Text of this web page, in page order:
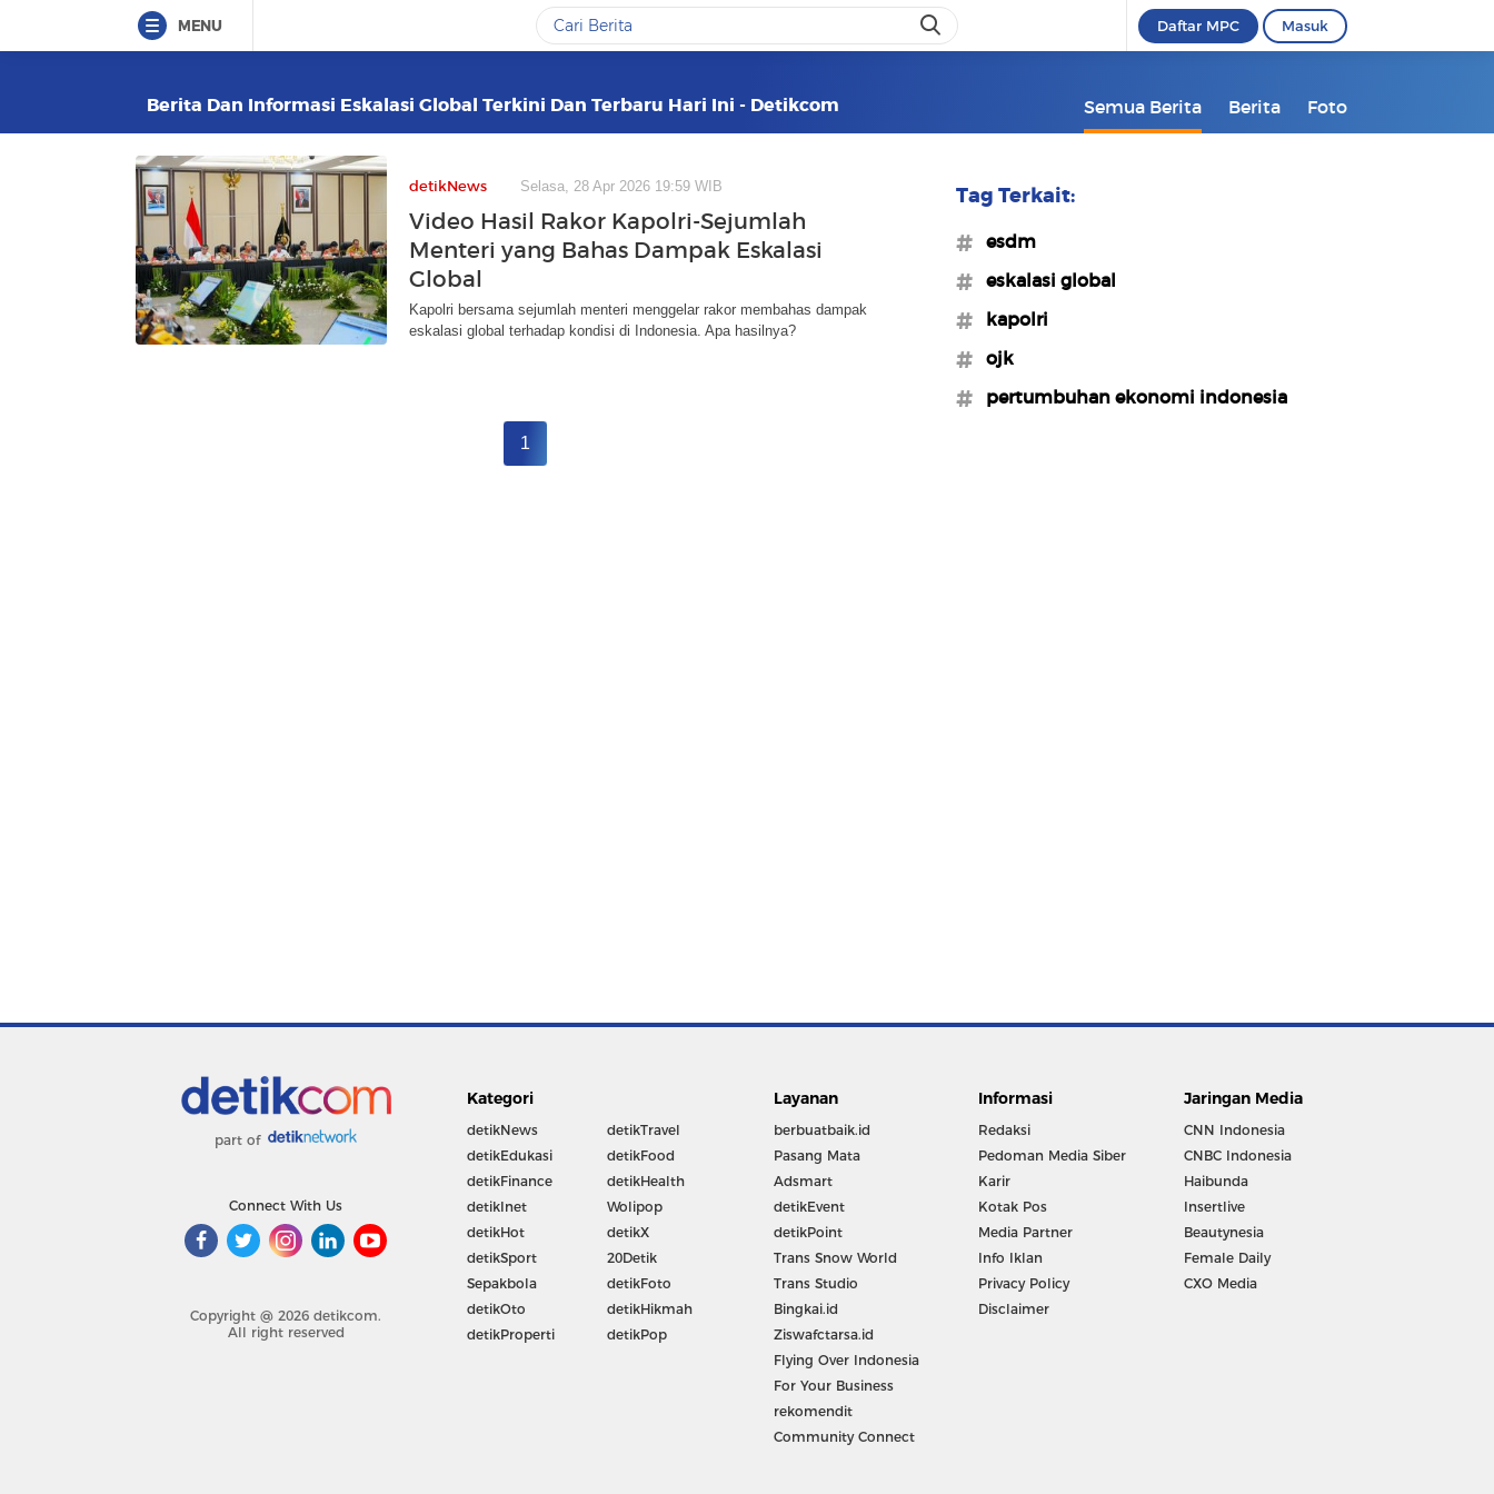
MENU Daftar MPC Masuk
Berita Dan Informasi Eskalasi Global Terkini Dan Terbaru Hari Ini - Detikcom Semua Berita Berita Foto
detikNews Selasa, 28 Apr 2026 19:59 WIB
Video Hasil Rakor Kapolri-Sejumlah
Menteri yang Bahas Dampak Eskalasi
Global
Kapolri bersama sejumlah menteri menggelar rakor membahas dampak
eskalasi global terhadap kondisi di Indonesia. Apa hasilnya?
1
Tag Terkait:
#esdm
#eskalasi global
#kapolri
#ojk
#pertumbuhan ekonomi indonesia
part of
Connect With Us
Copyright @ 2026 detikcom.
All right reserved
Kategori
detikNews
detikEdukasi
detikFinance
detikInet
detikHot
detikSport
Sepakbola
detikOto
detikProperti
detikTravel
detikFood
detikHealth
Wolipop
detikX
20Detik
detikFoto
detikHikmah
detikPop
Layanan
berbuatbaik.id
Pasang Mata
Adsmart
detikEvent
detikPoint
Trans Snow World
Trans Studio
Bingkai.id
Ziswafctarsa.id
Flying Over Indonesia
For Your Business
rekomendit
Community Connect
Informasi
Redaksi
Pedoman Media Siber
Karir
Kotak Pos
Media Partner
Info Iklan
Privacy Policy
Disclaimer
Jaringan Media
CNN Indonesia
CNBC Indonesia
Haibunda
Insertlive
Beautynesia
Female Daily
CXO Media